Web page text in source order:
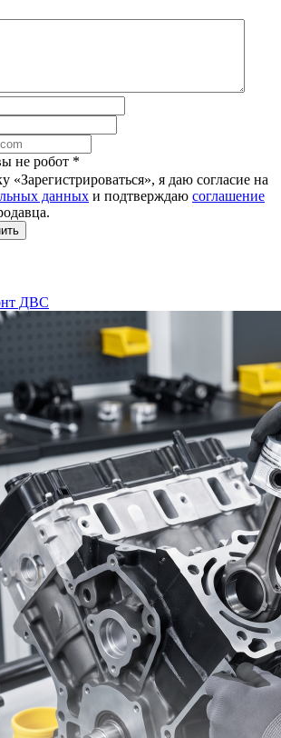
не робот *
я даю согласие на
данных и подтверждаю соглашение
ДВС